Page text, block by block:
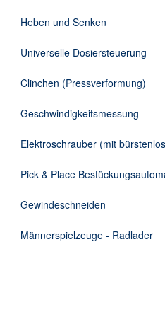
Heben und Senken
Universelle Dosiersteuerung
Clinchen (Pressverformung)
Geschwindigkeitsmessung
Elektroschrauber (mit
Pick & Place
Gewindeschneiden
Männerspielzeuge - Radlader